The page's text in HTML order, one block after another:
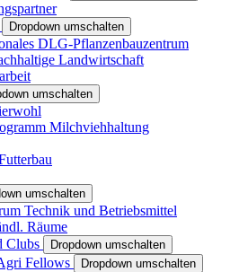
Dropdown umschalten
DLG-Pflanzenbauzentrum
Landwirtschaft
umschalten
Milchviehhaltung
umschalten
Technik und Betriebsmittel
Räume
Clubs
Dropdown umschalten
Fellows Dropdown umschalten